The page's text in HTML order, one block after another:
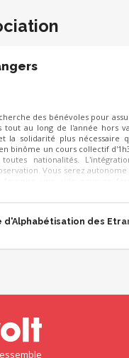
des bénévoles pour
au long de l'année hors
la solidarité plus nécessaire
binôme un cours collectif
nationalités.
Vous serez autonome
d'Alphabétisation des